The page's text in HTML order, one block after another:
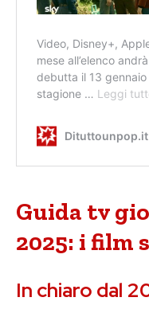
Guida tv
2025: i film
In chiaro dal